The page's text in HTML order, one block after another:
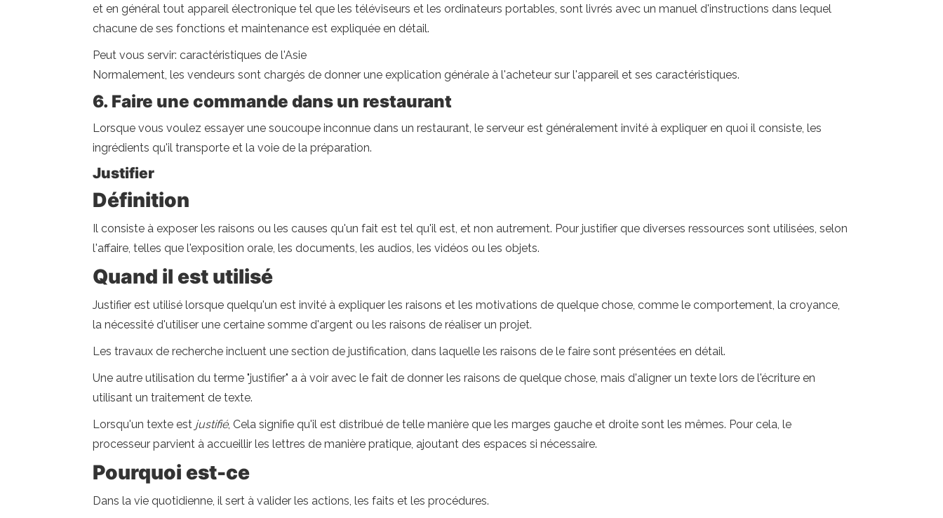
et en général tout appareil électronique tel que les téléviseurs et les ordinateurs portables, sont livrés avec un manuel d'instructions dans lequel
chacune de ses fonctions et maintenance est expliquée en détail.
Peut vous servir: caractéristiques de l'Asie
Normalement, les vendeurs sont chargés de donner une explication générale à l'acheteur sur l'appareil et ses caractéristiques.
6. Faire une commande dans un restaurant
Lorsque vous voulez essayer une soucoupe inconnue dans un restaurant, le serveur est généralement invité à expliquer en quoi il consiste, les
ingrédients qu'il transporte et la voie de la préparation.
Justifier
Définition
Il consiste à exposer les raisons ou les causes qu'un fait est tel qu'il est, et non autrement. Pour justifier que diverses ressources sont utilisées, selon
l'affaire, telles que l'exposition orale, les documents, les audios, les vidéos ou les objets.
Quand il est utilisé
Justifier est utilisé lorsque quelqu'un est invité à expliquer les raisons et les motivations de quelque chose, comme le comportement, la croyance,
la nécessité d'utiliser une certaine somme d'argent ou les raisons de réaliser un projet.
Les travaux de recherche incluent une section de justification, dans laquelle les raisons de le faire sont présentées en détail.
Une autre utilisation du terme "justifier" a à voir avec le fait de donner les raisons de quelque chose, mais d'aligner un texte lors de l'écriture en
utilisant un traitement de texte.
Lorsqu'un texte est justifié, Cela signifie qu'il est distribué de telle manière que les marges gauche et droite sont les mêmes. Pour cela, le
processeur parvient à accueillir les lettres de manière pratique, ajoutant des espaces si nécessaire.
Pourquoi est-ce
Dans la vie quotidienne, il sert à valider les actions, les faits et les procédures.